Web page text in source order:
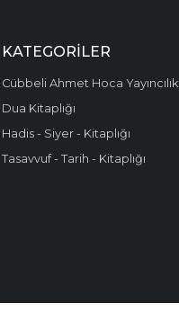
KATEGORILER
Cübbeli Ahmet Hoca Yayıncılık
Dua Kitaplığı
Hadis - Siyer - Kitaplığı
Tasavvuf - Tarih - Kitaplığı